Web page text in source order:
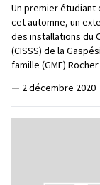
Un premier étudiant
cet automne, un
des installations du
(CISSS) de la
famille (GMF) Rocher
— 2 décembre 2020